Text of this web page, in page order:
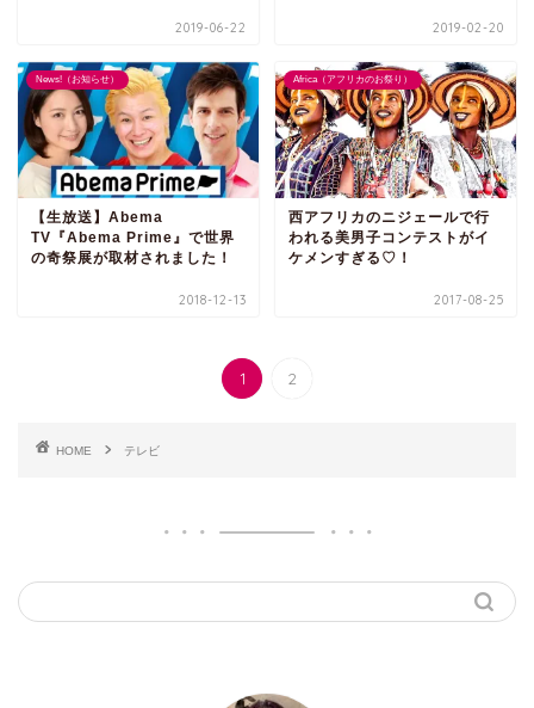
2019-06-22 2019-02-20
News!（お知らせ）
【生放送】Abema
TV『Abema Prime』で世界
の奇祭展が取材されました！
2018-12-13
Africa（アフリカのお祭り）
西アフリカのニジェールで行
われる美男子コンテストがイ
ケメンすぎる♡！
2017-08-25
1 2
HOME テレビ